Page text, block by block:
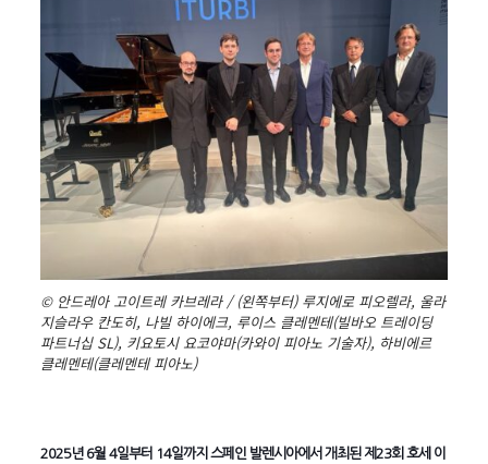
© 안드레아 고이트레 카브레라 / (왼쪽부터) 루지에로 피오렐라, 울라
지슬라우 칸도히, 나빌 하이에크, 루이스 클레멘테(빌바오 트레이딩
파트너십 SL), 키요토시 요코야마(카와이 피아노 기술자), 하비에르
클레멘테(클레멘테 피아노)
2025년 6월 4일부터 14일까지 스페인 발렌시아에서 개최된 제23회 호세 이